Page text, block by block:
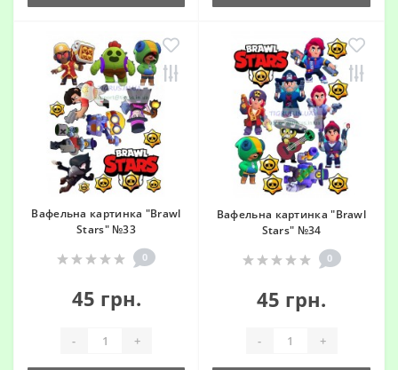
Вафельна картинка "Brawl
Stars" №33
0
45 грн.
- +
Вафельна картинка "Brawl
Stars" №34
0
45 грн.
- +